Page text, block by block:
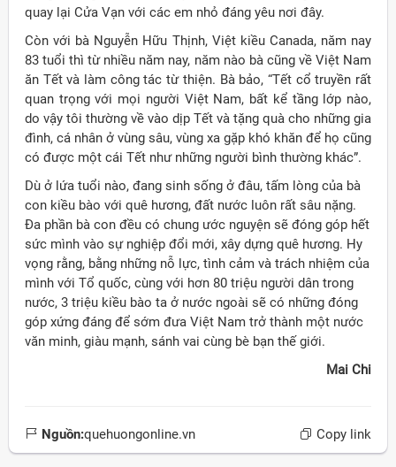
quay lại Cửa Vạn với các em nhỏ đáng yêu nơi đây.
Còn với bà Nguyễn Hữu Thịnh, Việt kiều Canada, năm nay
83 tuổi thì từ nhiều năm nay, năm nào bà cũng về Việt Nam
ăn Tết và làm công tác từ thiện. Bà bảo, “Tết cổ truyền rất
quan trọng với mọi người Việt Nam, bất kể tầng lớp nào,
do vậy tôi thường về vào dịp Tết và tặng quà cho những gia
đình, cá nhân ở vùng sâu, vùng xa gặp khó khăn để họ cũng
có được một cái Tết như những người bình thường khác”.
Dù ở lứa tuổi nào, đang sinh sống ở đâu, tấm lòng của bà
con kiều bào với quê hương, đất nước luôn rất sâu nặng.
Đa phần bà con đều có chung ước nguyện sẽ đóng góp hết
sức mình vào sự nghiệp đổi mới, xây dựng quê hương. Hy
vọng rằng, bằng những nỗ lực, tình cảm và trách nhiệm của
mình với Tổ quốc, cùng với hơn 80 triệu người dân trong
nước, 3 triệu kiều bào ta ở nước ngoài sẽ có những đóng
góp xứng đáng để sớm đưa Việt Nam trở thành một nước
văn minh, giàu mạnh, sánh vai cùng bè bạn thế giới.
Mai Chi
Nguồn:quehuongonline.vn Copy link